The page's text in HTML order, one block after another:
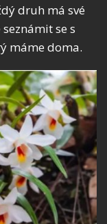
druh má své
se s
máme doma.